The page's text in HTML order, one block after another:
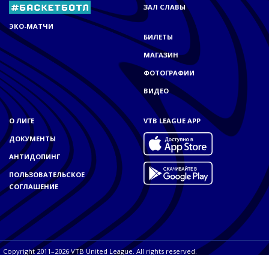
ЭКО-МАТЧИ
ЗАЛ СЛАВЫ
БИЛЕТЫ
МАГАЗИН
ФОТОГРАФИИ
ВИДЕО
О ЛИГЕ
ДОКУМЕНТЫ
АНТИДОПИНГ
ПОЛЬЗОВАТЕЛЬСКОЕ
СОГЛАШЕНИЕ
VTB LEAGUE APP
Copyright 2011–2026 VTB United League. All rights reserved.